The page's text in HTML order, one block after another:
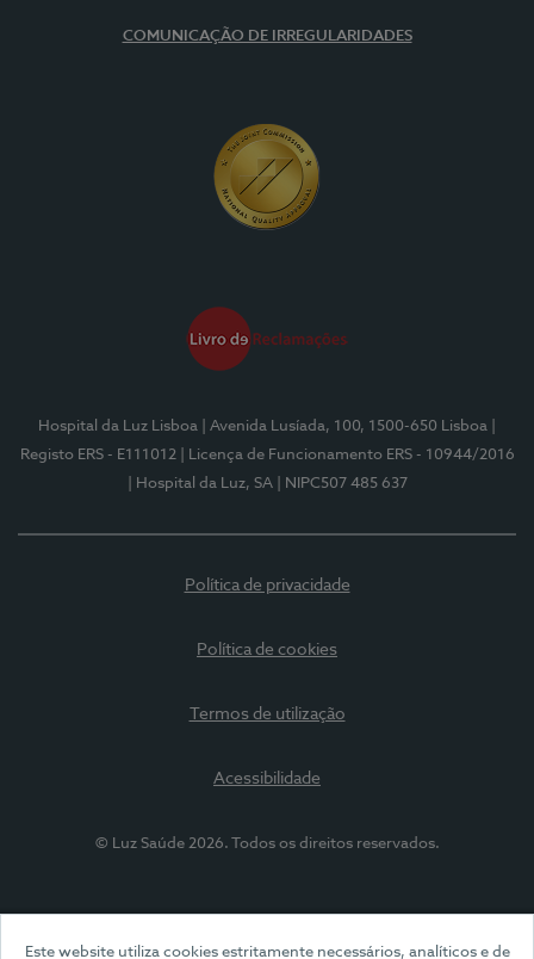
Este website utiliza cookies estritamente necessários, analíticos e de
COMUNICAÇÃO DE IRREGULARIDADES
Hospital da Luz Lisboa | Avenida Lusíada, 100, 1500-650 Lisboa
Registo ERS - E111012
| Licença de Funcionamento ERS - 10944/2016
| Hospital da Luz, SA
| NIPC507 485 637
Política de privacidade
Política de cookies
Termos de utilização
Acessibilidade
© Luz Saúde 2026. Todos os direitos reservados.